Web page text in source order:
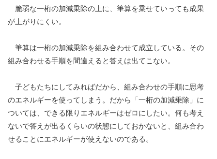
脆弱な一桁の加減乗除の上に、筆算を乗せていっても成果
が上がりにくい。
筆算は一桁の加減乗除を組み合わせて成立している。その
組み合わせる手順を間違えると答えは出てこない。
子どもたちにしてみればだから、組み合わせの手順に思考
のエネルギーを使ってしまう。だから「一桁の加減乗除」に
ついては、できる限りエネルギーはゼロにしたい。何も考え
ないで答えが出るくらいの状態にしておかないと、組み合わ
せることにエネルギーが使えないのである。